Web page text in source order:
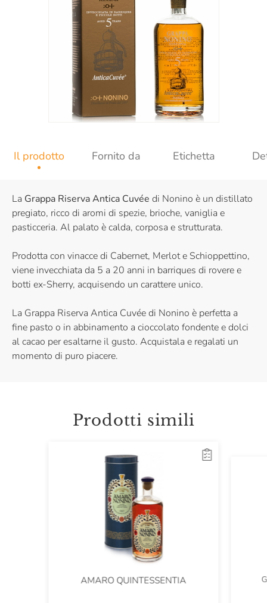
Il prodotto Fornito da Etichetta
La Grappa Riserva Antica Cuvée di Nonino è un distillato
pregiato, ricco di aromi di spezie, brioche, vaniglia e
pasticceria. Al palato è calda, corposa e strutturata.
Prodotta con vinacce di Cabernet, Merlot e Schioppettino,
viene invecchiata da 5 a 20 anni in barriques di rovere e
botti ex-Sherry, acquisendo un carattere unico.
La Grappa Riserva Antica Cuvée di Nonino è perfetta a
fine pasto o in abbinamento a cioccolato fondente e dolci
al cacao per esaltarne il gusto. Acquistala e regalati un
momento di puro piacere.
Prodotti simili
AMARO QUINTESSENTIA